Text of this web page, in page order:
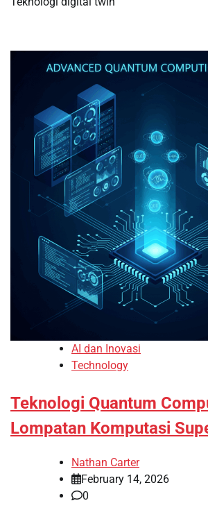
AI dan Inovasi
Technology
Teknologi Quantum
Lompatan Komputasi
Nathan Carter
February 14, 2026
0